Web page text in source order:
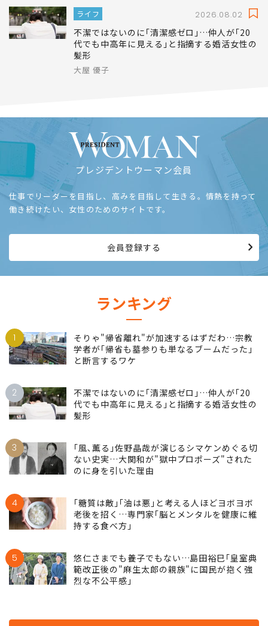
ライフ 2026.08.02
不潔ではないのに｢清潔感ゼロ｣…仲人が｢20
代でも中高年に見える｣と指摘する婚活女性の
髪形
大屋 優子
プレジデントウーマン会員
仕事でリーダーを目指し、高みを目指して生きる。情熱を持って
働き続けたい、女性のためのサイトです。
会員登録する
ランキング
1
そりゃ"帰省離れ"が加速するはずだわ…宗教
学者が｢帰省も墓参りも単なるブームだった｣
と断言するワケ
2
不潔ではないのに｢清潔感ゼロ｣…仲人が｢20
代でも中高年に見える｣と指摘する婚活女性の
髪形
3
｢風､薫る｣佐野晶哉が演じるシマケンめぐる切
ない史実…大関和が"獄中プロポーズ"された
のに身を引いた理由
4
｢糖質は敵｣｢油は悪｣と考える人ほどヨボヨボ
老後を招く…専門家｢脳とメンタルを健康に維
持する食べ方｣
5
悠仁さまでも養子でもない…島田裕巳｢皇室典
範改正後の"麻生太郎の親族"に国民が抱く強
烈な不公平感｣